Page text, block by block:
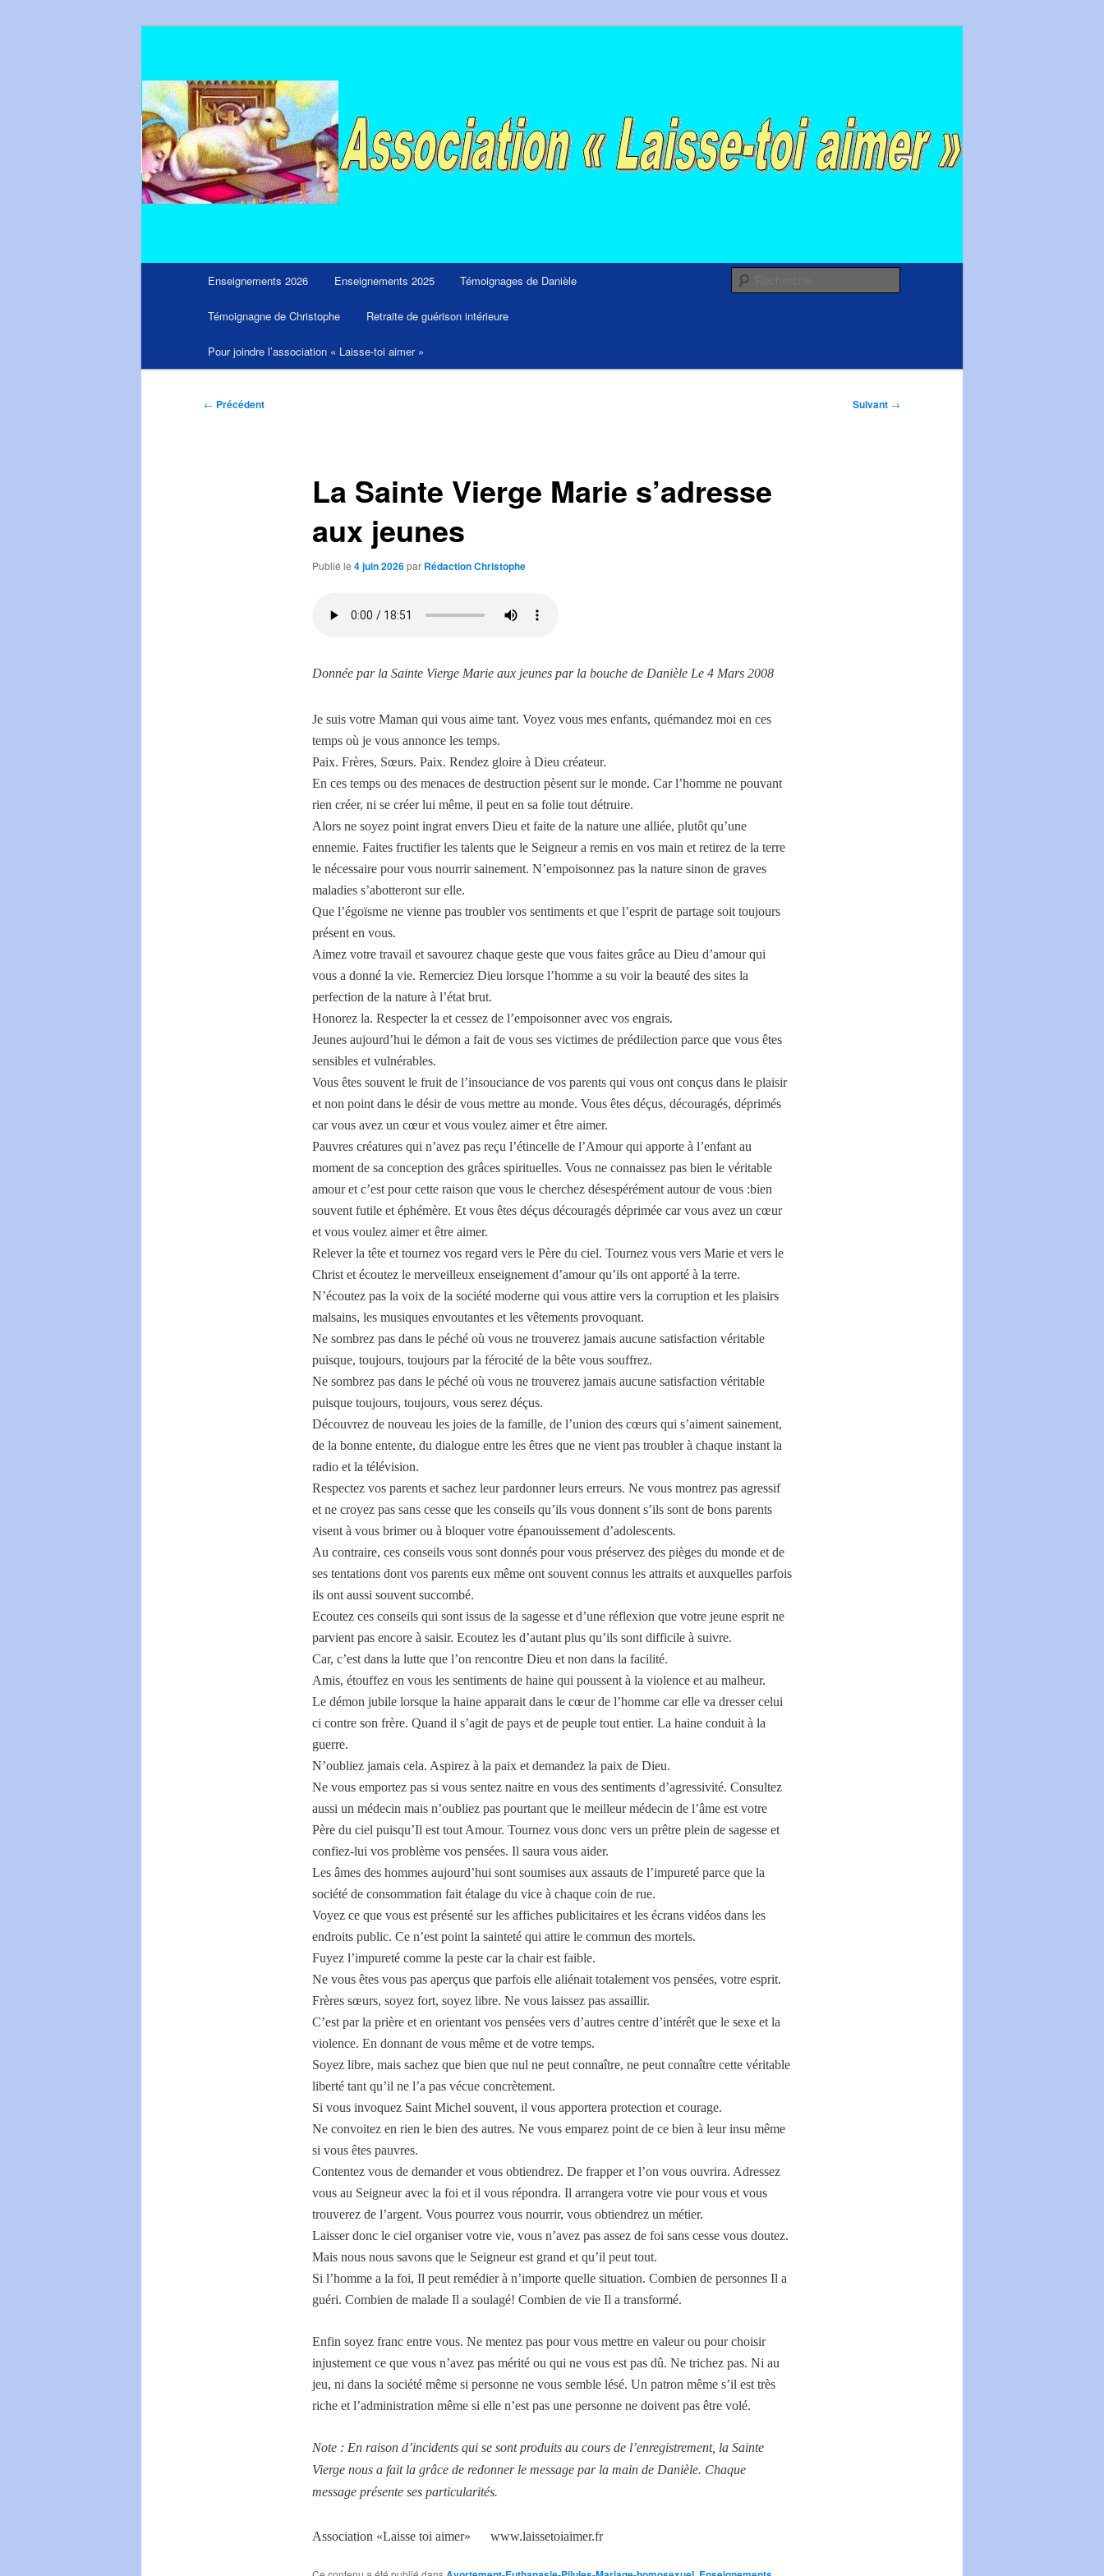
Enseignements 2026 Enseignements 2025 Témoignages de Danièle
Témoignagne de Christophe Retraite de guérison intérieure
Pour joindre l’association « Laisse-toi aimer »
Navigation
← Précédent Suivant →
La Sainte Vierge Marie s’adresse
aux jeunes
Publié le 4 juin 2026par Rédaction Christophe
Donnée par la Sainte Vierge Marie aux jeunes par la bouche de Danièle Le 4 Mars 2008
Je suis votre Maman qui vous aime tant. Voyez vous mes enfants, quémandez moi en ces
temps où je vous annonce les temps.
Paix. Frères, Sœurs. Paix. Rendez gloire à Dieu créateur.
En ces temps ou des menaces de destruction pèsent sur le monde. Car l’homme ne pouvant
rien créer, ni se créer lui même, il peut en sa folie tout détruire.
Alors ne soyez point ingrat envers Dieu et faite de la nature une alliée, plutôt qu’une
ennemie. Faites fructifier les talents que le Seigneur a remis en vos main et retirez de la terre
le nécessaire pour vous nourrir sainement. N’empoisonnez pas la nature sinon de graves
maladies s’abotteront sur elle.
Que l’égoïsme ne vienne pas troubler vos sentiments et que l’esprit de partage soit toujours
présent en vous.
Aimez votre travail et savourez chaque geste que vous faites grâce au Dieu d’amour qui
vous a donné la vie. Remerciez Dieu lorsque l’homme a su voir la beauté des sites la
perfection de la nature à l’état brut.
Honorez la. Respecter la et cessez de l’empoisonner avec vos engrais.
Jeunes aujourd’hui le démon a fait de vous ses victimes de prédilection parce que vous êtes
sensibles et vulnérables.
Vous êtes souvent le fruit de l’insouciance de vos parents qui vous ont conçus dans le plaisir
et non point dans le désir de vous mettre au monde. Vous êtes déçus, découragés, déprimés
car vous avez un cœur et vous voulez aimer et être aimer.
Pauvres créatures qui n’avez pas reçu l’étincelle de l’Amour qui apporte à l’enfant au
moment de sa conception des grâces spirituelles. Vous ne connaissez pas bien le véritable
amour et c’est pour cette raison que vous le cherchez désespérément autour de vous :bien
souvent futile et éphémère. Et vous êtes déçus découragés déprimée car vous avez un cœur
et vous voulez aimer et être aimer.
Relever la tête et tournez vos regard vers le Père du ciel. Tournez vous vers Marie et vers le
Christ et écoutez le merveilleux enseignement d’amour qu’ils ont apporté à la terre.
N’écoutez pas la voix de la société moderne qui vous attire vers la corruption et les plaisirs
malsains, les musiques envoutantes et les vêtements provoquant.
Ne sombrez pas dans le péché où vous ne trouverez jamais aucune satisfaction véritable
puisque, toujours, toujours par la férocité de la bête vous souffrez.
Ne sombrez pas dans le péché où vous ne trouverez jamais aucune satisfaction véritable
puisque toujours, toujours, vous serez déçus.
Découvrez de nouveau les joies de la famille, de l’union des cœurs qui s’aiment sainement,
de la bonne entente, du dialogue entre les êtres que ne vient pas troubler à chaque instant la
radio et la télévision.
Respectez vos parents et sachez leur pardonner leurs erreurs. Ne vous montrez pas agressif
et ne croyez pas sans cesse que les conseils qu’ils vous donnent s’ils sont de bons parents
visent à vous brimer ou à bloquer votre épanouissement d’adolescents.
Au contraire, ces conseils vous sont donnés pour vous préservez des pièges du monde et de
ses tentations dont vos parents eux même ont souvent connus les attraits et auxquelles parfois
ils ont aussi souvent succombé.
Ecoutez ces conseils qui sont issus de la sagesse et d’une réflexion que votre jeune esprit ne
parvient pas encore à saisir. Ecoutez les d’autant plus qu’ils sont difficile à suivre.
Car, c’est dans la lutte que l’on rencontre Dieu et non dans la facilité.
Amis, étouffez en vous les sentiments de haine qui poussent à la violence et au malheur.
Le démon jubile lorsque la haine apparait dans le cœur de l’homme car elle va dresser celui
ci contre son frère. Quand il s’agit de pays et de peuple tout entier. La haine conduit à la
guerre.
N’oubliez jamais cela. Aspirez à la paix et demandez la paix de Dieu.
Ne vous emportez pas si vous sentez naitre en vous des sentiments d’agressivité. Consultez
aussi un médecin mais n’oubliez pas pourtant que le meilleur médecin de l’âme est votre
Père du ciel puisqu’Il est tout Amour. Tournez vous donc vers un prêtre plein de sagesse et
confiez-lui vos problème vos pensées. Il saura vous aider.
Les âmes des hommes aujourd’hui sont soumises aux assauts de l’impureté parce que la
société de consommation fait étalage du vice à chaque coin de rue.
Voyez ce que vous est présenté sur les affiches publicitaires et les écrans vidéos dans les
endroits public. Ce n’est point la sainteté qui attire le commun des mortels.
Fuyez l’impureté comme la peste car la chair est faible.
Ne vous êtes vous pas aperçus que parfois elle aliénait totalement vos pensées, votre esprit.
Frères sœurs, soyez fort, soyez libre. Ne vous laissez pas assaillir.
C’est par la prière et en orientant vos pensées vers d’autres centre d’intérêt que le sexe et la
violence. En donnant de vous même et de votre temps.
Soyez libre, mais sachez que bien que nul ne peut connaître, ne peut connaître cette véritable
liberté tant qu’il ne l’a pas vécue concrètement.
Si vous invoquez Saint Michel souvent, il vous apportera protection et courage.
Ne convoitez en rien le bien des autres. Ne vous emparez point de ce bien à leur insu même
si vous êtes pauvres.
Contentez vous de demander et vous obtiendrez. De frapper et l’on vous ouvrira. Adressez
vous au Seigneur avec la foi et il vous répondra. Il arrangera votre vie pour vous et vous
trouverez de l’argent. Vous pourrez vous nourrir, vous obtiendrez un métier.
Laisser donc le ciel organiser votre vie, vous n’avez pas assez de foi sans cesse vous doutez.
Mais nous nous savons que le Seigneur est grand et qu’il peut tout.
Si l’homme a la foi, Il peut remédier à n’importe quelle situation. Combien de personnes Il a
guéri. Combien de malade Il a soulagé! Combien de vie Il a transformé.
Enfin soyez franc entre vous. Ne mentez pas pour vous mettre en valeur ou pour choisir
injustement ce que vous n’avez pas mérité ou qui ne vous est pas dû. Ne trichez pas. Ni au
jeu, ni dans la société même si personne ne vous semble lésé. Un patron même s’il est très
riche et l’administration même si elle n’est pas une personne ne doivent pas être volé.
Note : En raison d’incidents qui se sont produits au cours de l’enregistrement, la Sainte
Vierge nous a fait la grâce de redonner le message par la main de Danièle. Chaque
message présente ses particularités.
Association «Laisse toi aimer» www.laissetoiaimer.fr